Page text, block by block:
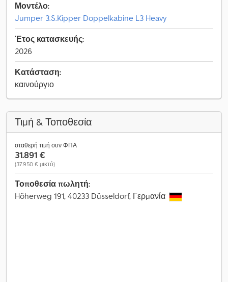
Μοντέλο:
Jumper 3.S.Kipper Doppelkabine L3 Heavy
Έτος κατασκευής:
2026
Κατάσταση:
καινούργιο
Τιμή & Τοποθεσία
σταθερή τιμή συν ΦΠΑ
31.891 €
(37.950 € μικτό)
Τοποθεσία πωλητή:
Höherweg 191, 40233 Düsseldorf, Γερμανία